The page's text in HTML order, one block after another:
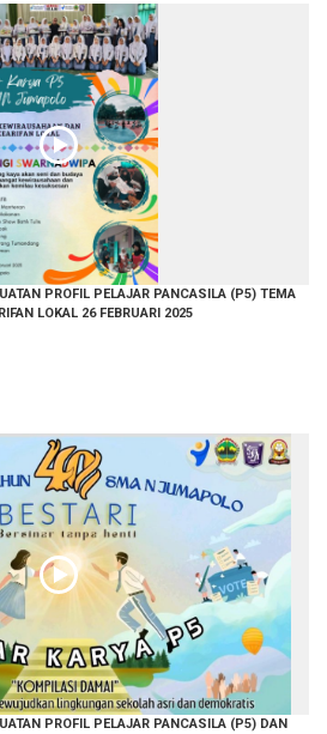
PROFIL PELAJAR PANCASILA (P5) TEMA
LOKAL 26 FEBRUARI 2025
PROFIL PELAJAR PANCASILA (P5) DAN